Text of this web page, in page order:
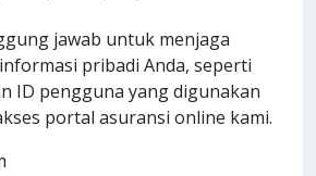
jawab untuk menjaga
pribadi Anda, seperti
ID pengguna yang digunakan
portal asuransi online kami.